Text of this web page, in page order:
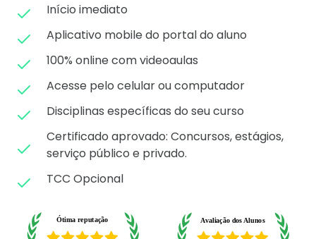
Início imediato
Aplicativo mobile do portal do aluno
100% online com videoaulas
Acesse pelo celular ou computador
Disciplinas específicas do seu curso
Certificado aprovado: Concursos, estágios,
serviço público e privado.
TCC Opcional